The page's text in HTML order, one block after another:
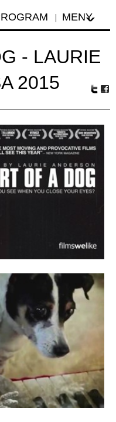
MENY
- LAURIE
2015
r
oo